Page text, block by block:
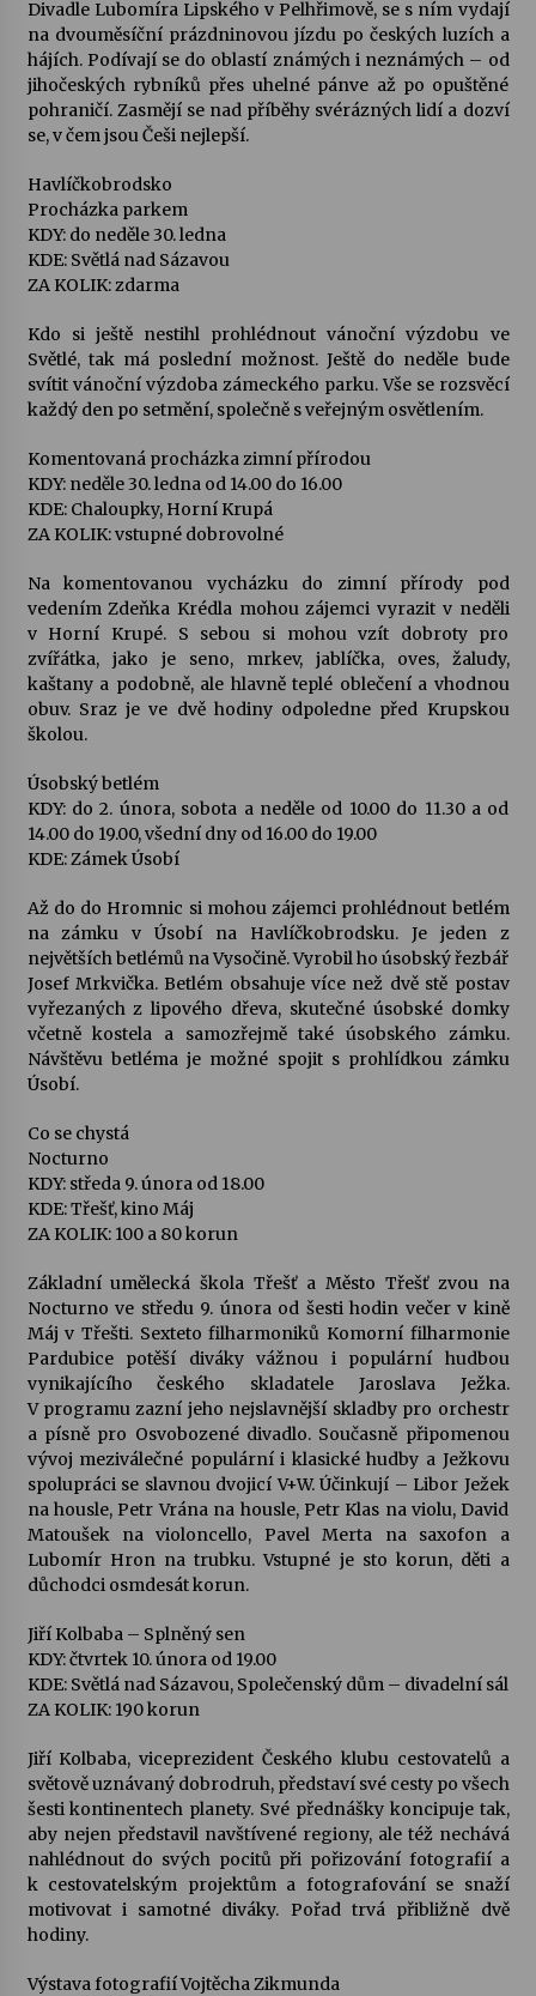
Divadle Lubomíra Lipského v Pelhřimově, se s ním vydají
na dvouměsíční prázdninovou jízdu po českých luzích a
hájích. Podívají se do oblastí známých i neznámých – od
jihočeských rybníků přes uhelné pánve až po opuštěné
pohraničí. Zasmějí se nad příběhy svérázných lidí a dozví
se, v čem jsou Češi nejlepší.
Havlíčkobrodsko
Procházka parkem
KDY: do neděle 30. ledna
KDE: Světlá nad Sázavou
ZA KOLIK: zdarma
Kdo si ještě nestihl prohlédnout vánoční výzdobu ve
Světlé, tak má poslední možnost. Ještě do neděle bude
svítit vánoční výzdoba zámeckého parku. Vše se rozsvěcí
každý den po setmění, společně s veřejným osvětlením.
Komentovaná procházka zimní přírodou
KDY: neděle 30. ledna od 14.00 do 16.00
KDE: Chaloupky, Horní Krupá
ZA KOLIK: vstupné dobrovolné
Na komentovanou vycházku do zimní přírody pod
vedením Zdeňka Krédla mohou zájemci vyrazit v neděli
v Horní Krupé. S sebou si mohou vzít dobroty pro
zvířátka, jako je seno, mrkev, jablíčka, oves, žaludy,
kaštany a podobně, ale hlavně teplé oblečení a vhodnou
obuv. Sraz je ve dvě hodiny odpoledne před Krupskou
školou.
Úsobský betlém
KDY: do 2. února, sobota a neděle od 10.00 do 11.30 a od
14.00 do 19.00, všední dny od 16.00 do 19.00
KDE: Zámek Úsobí
Až do do Hromnic si mohou zájemci prohlédnout betlém
na zámku v Úsobí na Havlíčkobrodsku. Je jeden z
největších betlémů na Vysočině. Vyrobil ho úsobský řezbář
Josef Mrkvička. Betlém obsahuje více než dvě stě postav
vyřezaných z lipového dřeva, skutečné úsobské domky
včetně kostela a samozřejmě také úsobského zámku.
Návštěvu betléma je možné spojit s prohlídkou zámku
Úsobí.
Co se chystá
Nocturno
KDY: středa 9. února od 18.00
KDE: Třešť, kino Máj
ZA KOLIK: 100 a 80 korun
Základní umělecká škola Třešť a Město Třešť zvou na
Nocturno ve středu 9. února od šesti hodin večer v kině
Máj v Třešti. Sexteto filharmoniků Komorní filharmonie
Pardubice potěší diváky vážnou i populární hudbou
vynikajícího českého skladatele Jaroslava Ježka.
V programu zazní jeho nejslavnější skladby pro orchestr
a písně pro Osvobozené divadlo. Současně připomenou
vývoj meziválečné populární i klasické hudby a Ježkovu
spolupráci se slavnou dvojicí V+W. Účinkují – Libor Ježek
na housle, Petr Vrána na housle, Petr Klas na violu, David
Matoušek na violoncello, Pavel Merta na saxofon a
Lubomír Hron na trubku. Vstupné je sto korun, děti a
důchodci osmdesát korun.
Jiří Kolbaba – Splněný sen
KDY: čtvrtek 10. února od 19.00
KDE: Světlá nad Sázavou, Společenský dům – divadelní sál
ZA KOLIK: 190 korun
Jiří Kolbaba, viceprezident Českého klubu cestovatelů a
světově uznávaný dobrodruh, představí své cesty po všech
šesti kontinentech planety. Své přednášky koncipuje tak,
aby nejen představil navštívené regiony, ale též nechává
nahlédnout do svých pocitů při pořizování fotografií a
k cestovatelským projektům a fotografování se snaží
motivovat i samotné diváky. Pořad trvá přibližně dvě
hodiny.
Výstava fotografií Vojtěcha Zikmunda